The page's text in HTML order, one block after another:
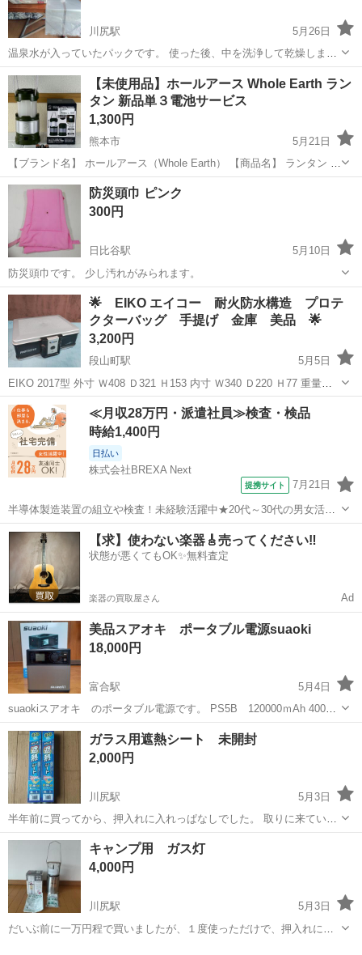
川尻駅
5月26日
温泉水が入っていたパックです。 使った後、中を洗浄して乾燥しまし
た。 ビニールも段ボールも丈夫で、まだまだ十分使えます。 取りに来
ていただける方にお譲りします。 有料の品をご購入の方には無料で差
し上げます。
熊本 熊本市 川尻駅 防災、セキュリティ
【未使用品】ホールアース Whole Earth ラン
タン 新品単３電池サービス
1,300円
熊本市
5月21日
【ブランド名】 ホールアース（Whole Earth） 【商品名】 ランタン キ
ャンプ フォールディング ランタン コンブリオ WE23DH58 伸縮 コン
パクト 光量調整 アウトドア 防災 単三電池３本【新品】...
熊本 熊本市 防災、セキュリティ
防災頭巾 ピンク
300円
日比谷駅
5月10日
防災頭巾です。 少し汚れがみられます。
熊本 玉名市 防災、セキュリティ 防災頭巾
🌟 EIKO エイコー 耐火防水構造 プロテ
クターバッグ 手提げ 金庫 美品 🌟
3,200円
段山町駅
5月5日
EIKO 2017型 外寸 Ｗ408 Ｄ321 Ｈ153 内寸 Ｗ340 Ｄ220 Ｈ77 重量
8.5kg カギ2個 取説 A4用紙が入る内寸になります。 多少のスレはあ
りますが 大きな傷は無く...
熊本 熊本市 段山町駅 防災、セキュリティ EIKO
≪月収28万円・派遣社員≫検査・検品
時給1,400円
日払い
株式会社BREXA Next
提携サイト 7月21日
半導体製造装置の組立や検査！未経験活躍中★20代～30代の男女活躍
中★ワンルーム寮完備！赴任旅費会社負担！マイカー通勤OK！無料駐
車場あり！正社員登用あり！《熊本県菊池郡大津町》 人気の工場のお
仕事 ◇半導体製造装置の組立...
熊本 その他
【求】使わない楽器🎸売ってください‼️
状態が悪くてもOK✨無料査定
楽器の買取屋さん Ad
美品スアオキ ポータブル電源suaoki
18,000円
富合駅
5月4日
suaokiスアオキ のポータブル電源です。 PS5B 120000ｍAh 400Wh
一式 動作確認済みです。 1）本体 2）充電用 ACアダプター 3）充電用
車用アダプター 4）ソーラー充電ケーブル...
熊本 熊本市 富合駅 防災、セキュリティ
ガラス用遮熱シート 未開封
2,000円
川尻駅
5月3日
半年前に買ってから、押入れに入れっぱなしでした。 取りに来ていた
だける方にお譲りします。
熊本 熊本市 川尻駅 防災、セキュリティ
キャンプ用 ガス灯
4,000円
川尻駅
5月3日
だいぶ前に一万円程で買いましたが、１度使っただけで、押入れにし